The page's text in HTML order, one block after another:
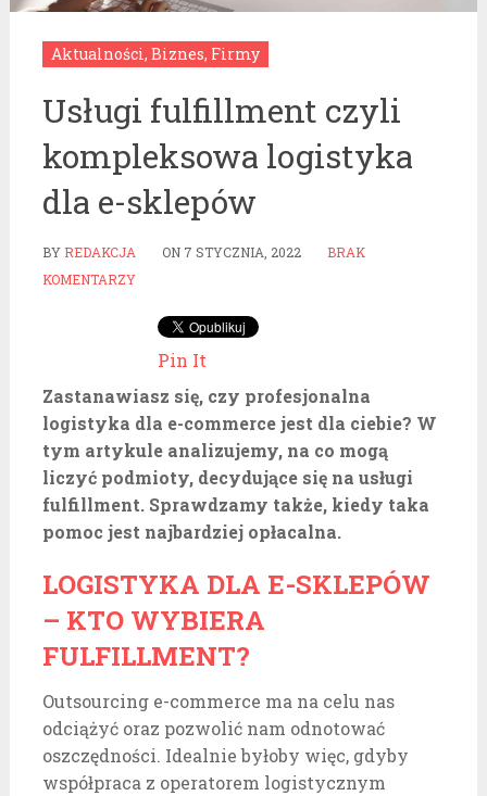
Aktualności, Biznes, Firmy
Usługi fulfillment czyli
kompleksowa logistyka
dla e-sklepów
BY REDAKCJA ON 7 STYCZNIA, 2022
BRAK
KOMENTARZY
Pin It
Zastanawiasz się, czy profesjonalna
logistyka dla e-commerce jest dla ciebie? W
tym artykule analizujemy, na co mogą
liczyć podmioty, decydujące się na usługi
fulfillment. Sprawdzamy także, kiedy taka
pomoc jest najbardziej opłacalna.
LOGISTYKA DLA E-SKLEPÓW
– KTO WYBIERA
FULFILLMENT?
Outsourcing e-commerce ma na celu nas
odciążyć oraz pozwolić nam odnotować
oszczędności. Idealnie byłoby więc, gdyby
współpraca z operatorem logistycznym